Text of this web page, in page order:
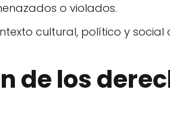
o violados.
cultural, político y social
de los